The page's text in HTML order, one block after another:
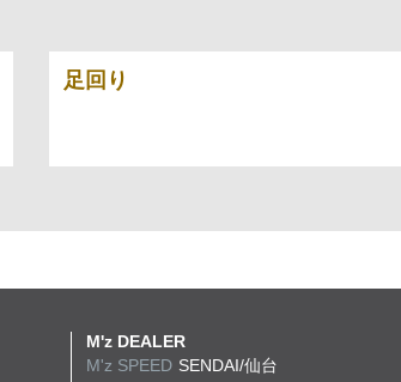
足回り
M'z DEALER
M'z SPEED SENDAI/仙台